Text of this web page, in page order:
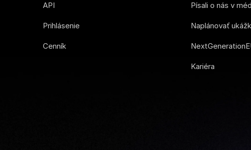
API
Prihlásenie
Cenník
Písali o nás v
Naplánovať
Kariéra